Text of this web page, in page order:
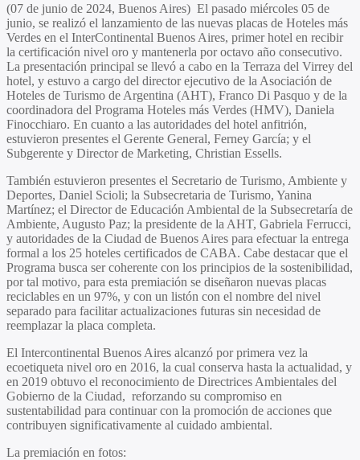
(07 de junio de 2024, Buenos Aires) El pasado miércoles 05 de
junio, se realizó el lanzamiento de las nuevas placas de Hoteles más
Verdes en el InterContinental Buenos Aires, primer hotel en recibir
la certificación nivel oro y mantenerla por octavo año consecutivo.
La presentación principal se llevó a cabo en la Terraza del Virrey del
hotel, y estuvo a cargo del director ejecutivo de la Asociación de
Hoteles de Turismo de Argentina (AHT), Franco Di Pasquo y de la
coordinadora del Programa Hoteles más Verdes (HMV), Daniela
Finocchiaro. En cuanto a las autoridades del hotel anfitrión,
estuvieron presentes el Gerente General, Ferney García; y el
Subgerente y Director de Marketing, Christian Essells.
También estuvieron presentes el Secretario de Turismo, Ambiente y
Deportes, Daniel Scioli; la Subsecretaria de Turismo, Yanina
Martínez; el Director de Educación Ambiental de la Subsecretaría de
Ambiente, Augusto Paz; la presidente de la AHT, Gabriela Ferrucci,
y autoridades de la Ciudad de Buenos Aires para efectuar la entrega
formal a los 25 hoteles certificados de CABA. Cabe destacar que el
Programa busca ser coherente con los principios de la sostenibilidad,
por tal motivo, para esta premiación se diseñaron nuevas placas
reciclables en un 97%, y con un listón con el nombre del nivel
separado para facilitar actualizaciones futuras sin necesidad de
reemplazar la placa completa.
El Intercontinental Buenos Aires alcanzó por primera vez la
ecoetiqueta nivel oro en 2016, la cual conserva hasta la actualidad, y
en 2019 obtuvo el reconocimiento de Directrices Ambientales del
Gobierno de la Ciudad, reforzando su compromiso en
sustentabilidad para continuar con la promoción de acciones que
contribuyen significativamente al cuidado ambiental.
La premiación en fotos: